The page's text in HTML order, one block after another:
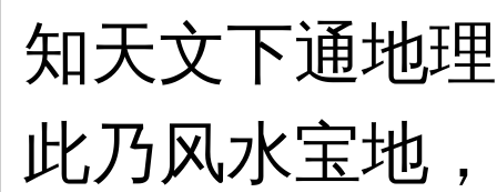
知天文下通地
此乃风水宝地